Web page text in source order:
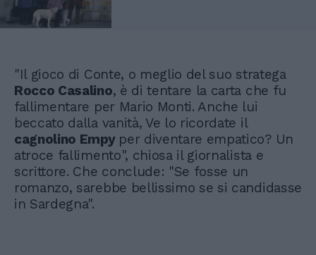
"Il gioco di Conte, o meglio del suo stratega
Rocco Casalino, è di tentare la carta che fu
fallimentare per Mario Monti. Anche lui
beccato dalla vanità, Ve lo ricordate il
cagnolino Empy per diventare empatico? Un
atroce fallimento", chiosa il giornalista e
scrittore. Che conclude: "Se fosse un
romanzo, sarebbe bellissimo se si candidasse
in Sardegna".